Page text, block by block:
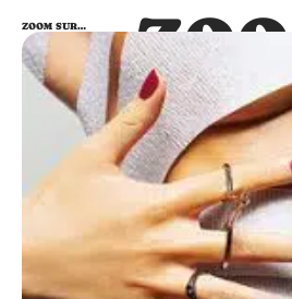
ZOOM SUR…